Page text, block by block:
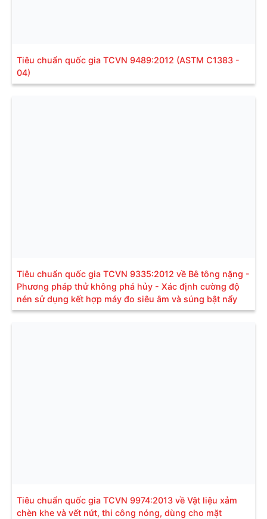
Tiêu chuẩn quốc gia TCVN 9489:2012 (ASTM C1383 -
04)
Tiêu chuẩn quốc gia TCVN 9335:2012 về Bê tông nặng -
Phương pháp thử không phá hủy - Xác định cường độ
nén sử dụng kết hợp máy đo siêu âm và súng bật nẩy
Tiêu chuẩn quốc gia TCVN 9974:2013 về Vật liệu xảm
chèn khe và vết nứt, thi công nóng, dùng cho mặt